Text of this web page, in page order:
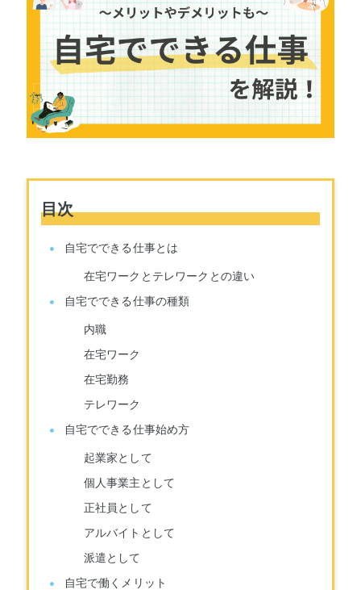
目次
自宅でできる仕事とは
在宅ワークとテレワークとの違い
自宅でできる仕事の種類
内職
在宅ワーク
在宅勤務
テレワーク
自宅でできる仕事始め方
起業家として
個人事業主として
正社員として
アルバイトとして
派遣として
自宅で働くメリット